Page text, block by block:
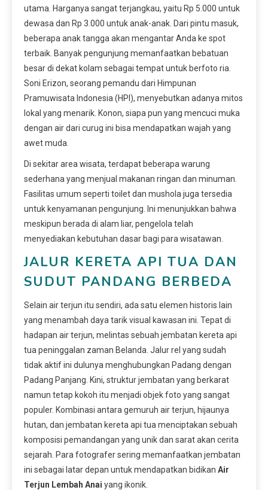
utama. Harganya sangat terjangkau, yaitu Rp 5.000 untuk
dewasa dan Rp 3.000 untuk anak-anak. Dari pintu masuk,
beberapa anak tangga akan mengantar Anda ke spot
terbaik. Banyak pengunjung memanfaatkan bebatuan
besar di dekat kolam sebagai tempat untuk berfoto ria.
Soni Erizon, seorang pemandu dari Himpunan
Pramuwisata Indonesia (HPI), menyebutkan adanya mitos
lokal yang menarik. Konon, siapa pun yang mencuci muka
dengan air dari curug ini bisa mendapatkan wajah yang
awet muda.
Di sekitar area wisata, terdapat beberapa warung
sederhana yang menjual makanan ringan dan minuman.
Fasilitas umum seperti toilet dan mushola juga tersedia
untuk kenyamanan pengunjung. Ini menunjukkan bahwa
meskipun berada di alam liar, pengelola telah
menyediakan kebutuhan dasar bagi para wisatawan.
JALUR KERETA API TUA DAN
SUDUT PANDANG BERBEDA
Selain air terjun itu sendiri, ada satu elemen historis lain
yang menambah daya tarik visual kawasan ini. Tepat di
hadapan air terjun, melintas sebuah jembatan kereta api
tua peninggalan zaman Belanda. Jalur rel yang sudah
tidak aktif ini dulunya menghubungkan Padang dengan
Padang Panjang. Kini, struktur jembatan yang berkarat
namun tetap kokoh itu menjadi objek foto yang sangat
populer. Kombinasi antara gemuruh air terjun, hijaunya
hutan, dan jembatan kereta api tua menciptakan sebuah
komposisi pemandangan yang unik dan sarat akan cerita
sejarah. Para fotografer sering memanfaatkan jembatan
ini sebagai latar depan untuk mendapatkan bidikan Air
Terjun Lembah Anai yang ikonik.